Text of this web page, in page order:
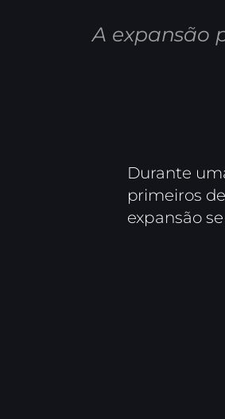
A expansão
Durante
primeiros
expansão